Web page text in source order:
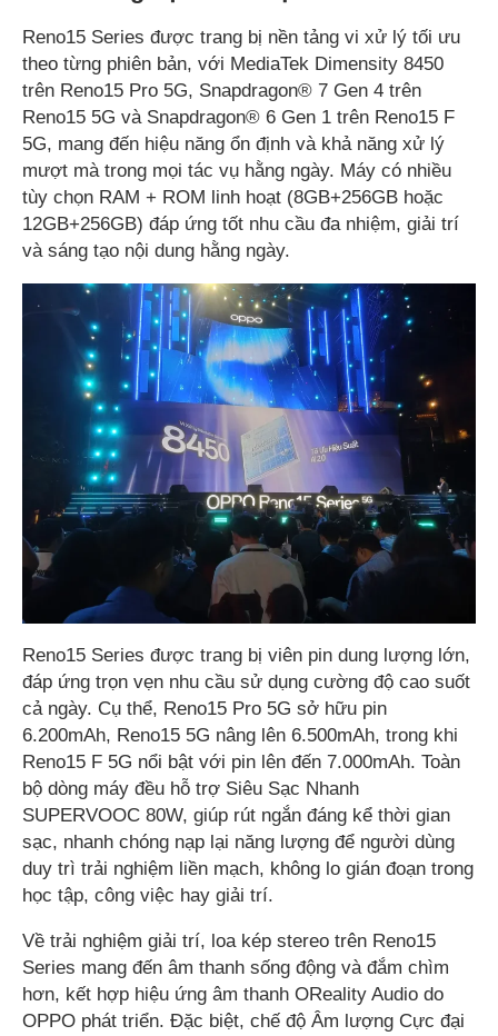
Reno15 Series được trang bị nền tảng vi xử lý tối ưu
theo từng phiên bản, với MediaTek Dimensity 8450
trên Reno15 Pro 5G, Snapdragon® 7 Gen 4 trên
Reno15 5G và Snapdragon® 6 Gen 1 trên Reno15 F
5G, mang đến hiệu năng ổn định và khả năng xử lý
mượt mà trong mọi tác vụ hằng ngày. Máy có nhiều
tùy chọn RAM + ROM linh hoạt (8GB+256GB hoặc
12GB+256GB) đáp ứng tốt nhu cầu đa nhiệm, giải trí
và sáng tạo nội dung hằng ngày.
Reno15 Series được trang bị viên pin dung lượng lớn,
đáp ứng trọn vẹn nhu cầu sử dụng cường độ cao suốt
cả ngày. Cụ thể, Reno15 Pro 5G sở hữu pin
6.200mAh, Reno15 5G nâng lên 6.500mAh, trong khi
Reno15 F 5G nổi bật với pin lên đến 7.000mAh. Toàn
bộ dòng máy đều hỗ trợ Siêu Sạc Nhanh
SUPERVOOC 80W, giúp rút ngắn đáng kể thời gian
sạc, nhanh chóng nạp lại năng lượng để người dùng
duy trì trải nghiệm liền mạch, không lo gián đoạn trong
học tập, công việc hay giải trí.
Về trải nghiệm giải trí, loa kép stereo trên Reno15
Series mang đến âm thanh sống động và đắm chìm
hơn, kết hợp hiệu ứng âm thanh OReality Audio do
OPPO phát triển. Đặc biệt, chế độ Âm lượng Cực đại